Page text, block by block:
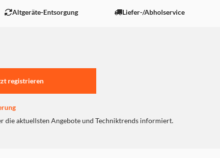
Altgeräte-Entsorgung Liefer-/Abholservice
registrieren
die aktuellsten Angebote und Techniktrends informiert.